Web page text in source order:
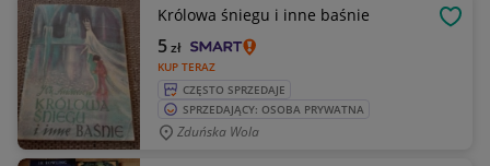
Królowa śniegu i inne baśnie
KUP TERAZ
5zł
CZĘSTO SPRZEDAJE
SPRZEDAJĄCY: OSOBA PRYWATNA
Zduńska Wola